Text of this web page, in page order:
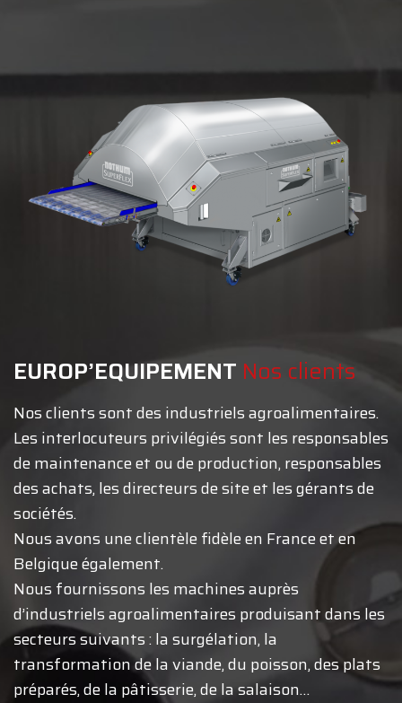
EUROP’EQUIPEMENT Nos clients
Nos clients sont des industriels agroalimentaires.
Les interlocuteurs privilégiés sont les responsables
de maintenance et ou de production, responsables
des achats, les directeurs de site et les gérants de
sociétés.
Nous avons une clientèle fidèle en France et en
Belgique également.
Nous fournissons les machines auprès
d’industriels agroalimentaires produisant dans les
secteurs suivants : la surgélation, la
transformation de la viande, du poisson, des plats
préparés, de la pâtisserie, de la salaison…